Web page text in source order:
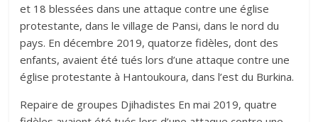
et 18 blessées dans une attaque contre une église
protestante, dans le village de Pansi, dans le nord du
pays. En décembre 2019, quatorze fidèles, dont des
enfants, avaient été tués lors d’une attaque contre une
église protestante à Hantoukoura, dans l’est du Burkina.
Repaire de groupes Djihadistes En mai 2019, quatre